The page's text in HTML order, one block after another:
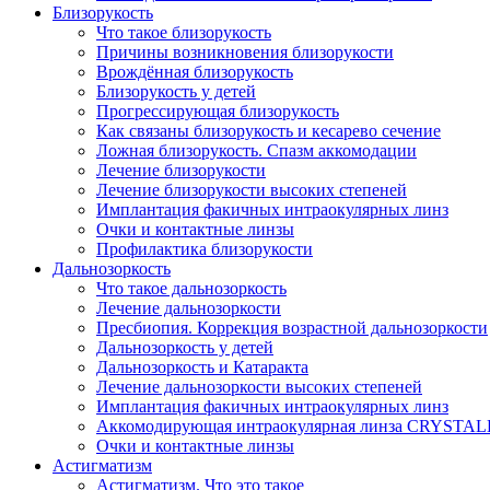
Близорукость
Что такое близорукость
Причины возникновения близорукости
Врождённая близорукость
Близорукость у детей
Прогрессирующая близорукость
Как связаны близорукость и кесарево сечение
Ложная близорукость. Спазм аккомодации
Лечение близорукости
Лечение близорукости высоких степеней
Имплантация факичных интраокулярных линз
Очки и контактные линзы
Профилактика близорукости
Дальнозоркость
Что такое дальнозоркость
Лечение дальнозоркости
Пресбиопия. Коррекция возрастной дальнозоркости
Дальнозоркость у детей
Дальнозоркость и Катаракта
Лечение дальнозоркости высоких степеней
Имплантация факичных интраокулярных линз
Аккомодирующая интраокулярная линза
Очки и контактные линзы
Астигматизм
Астигматизм. Что это такое